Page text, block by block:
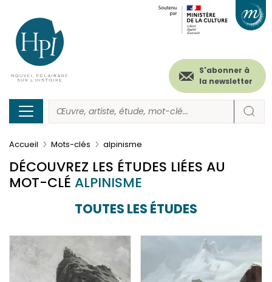
contenu
principal
Menu
secondaire
(header)
S'abonner à
la newsletter
Accueil Mots-clés alpinisme
DÉCOUVREZ LES ÉTUDES LIÉES AU
MOT-CLÉ ALPINISME
TOUTES LES ÉTUDES